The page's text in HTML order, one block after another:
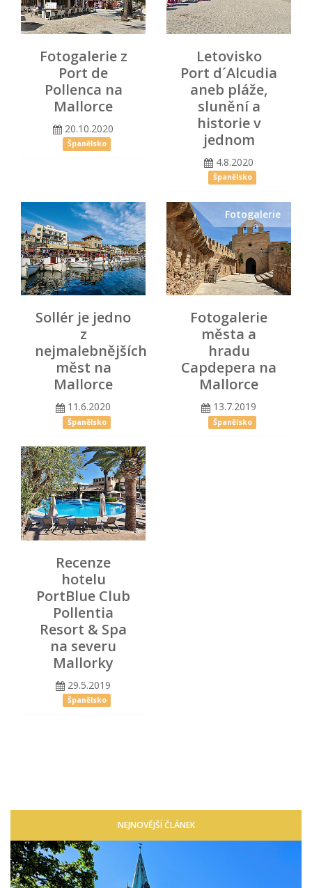
Fotogalerie z
Port de
Pollenca na
Mallorce
20.10.2020
Španělsko
Letovisko
Port d´Alcudia
aneb pláže,
slunění a
historie v
jednom
4.8.2020
Španělsko
Sollér je jedno
z
nejmalebnějších
měst na
Mallorce
11.6.2020
Španělsko
Fotogalerie
Fotogalerie
města a
hradu
Capdepera na
Mallorce
13.7.2019
Španělsko
Recenze
hotelu
PortBlue Club
Pollentia
Resort & Spa
na severu
Mallorky
29.5.2019
Španělsko
NEJNOVĚJŠÍ ČLÁNEK